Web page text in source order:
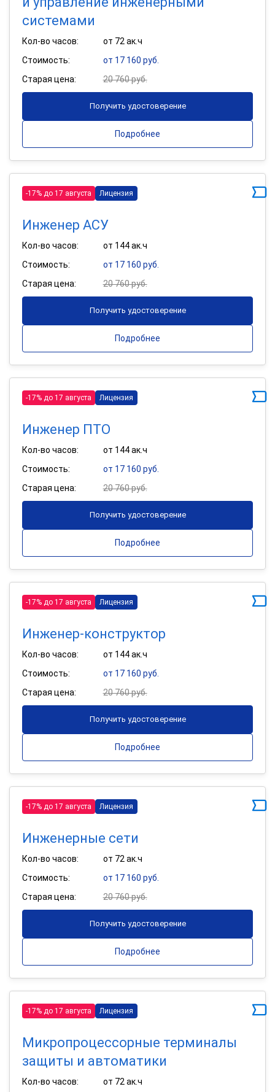
системами
Кол-во часов:
от 72 ак.ч
Стоимость:
от 17 160 руб.
Старая цена:
20 760 руб.
Получить удостоверение
Подробнее
-17% до 17 августа Лицензия
Инженер АСУ
Кол-во часов:
от 144 ак.ч
Стоимость:
от 17 160 руб.
Старая цена:
20 760 руб.
Получить удостоверение
Подробнее
-17% до 17 августа Лицензия
Инженер ПТО
Кол-во часов:
от 144 ак.ч
Стоимость:
от 17 160 руб.
Старая цена:
20 760 руб.
Получить удостоверение
Подробнее
-17% до 17 августа Лицензия
Инженер-конструктор
Кол-во часов:
от 144 ак.ч
Стоимость:
от 17 160 руб.
Старая цена:
20 760 руб.
Получить удостоверение
Подробнее
-17% до 17 августа Лицензия
Инженерные сети
Кол-во часов:
от 72 ак.ч
Стоимость:
от 17 160 руб.
Старая цена:
20 760 руб.
Получить удостоверение
Подробнее
-17% до 17 августа Лицензия
Микропроцессорные терминалы
защиты и автоматики
Кол-во часов:
от 72 ак.ч